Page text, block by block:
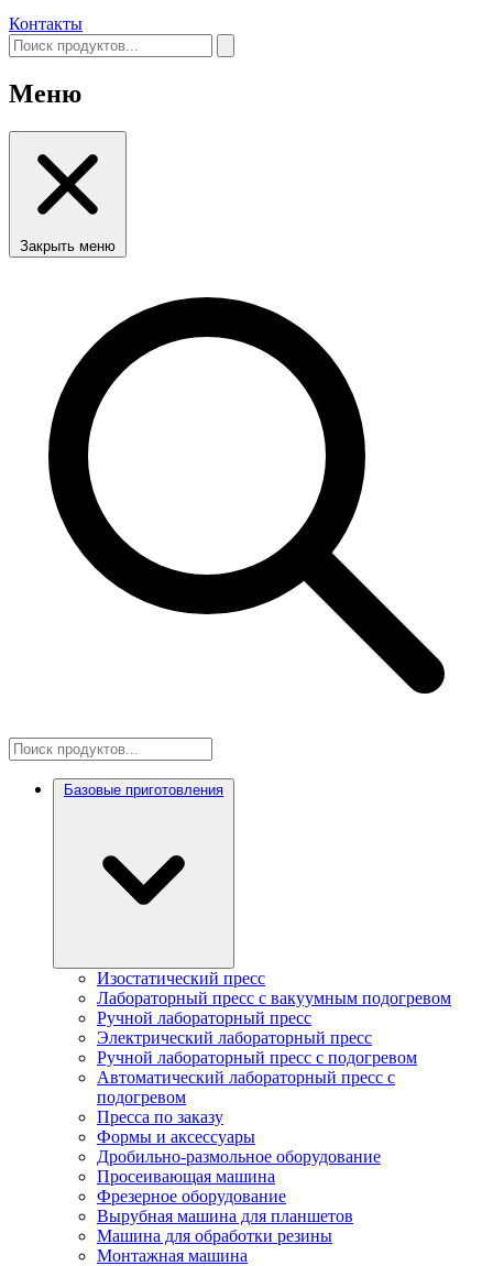
Контакты
Меню
Закрыть меню
Базовые приготовления
Изостатический пресс
Лабораторный пресс с вакуумным подогревом
Ручной лабораторный пресс
Электрический лабораторный пресс
Ручной лабораторный пресс с подогревом
Автоматический лабораторный пресс с
подогревом
Пресса по заказу
Формы и аксессуары
Дробильно-размольное оборудование
Просеивающая машина
Фрезерное оборудование
Вырубная машина для планшетов
Машина для обработки резины
Монтажная машина